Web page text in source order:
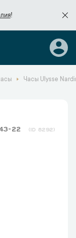
!
Часы Ulysse
22 8292